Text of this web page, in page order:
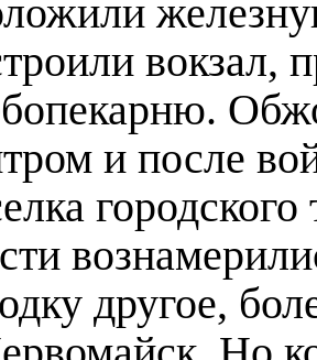
вокзал,
и после
другое,